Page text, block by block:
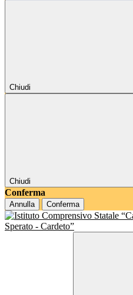
Chiudi
Chiudi
Conferma
Annulla Conferma